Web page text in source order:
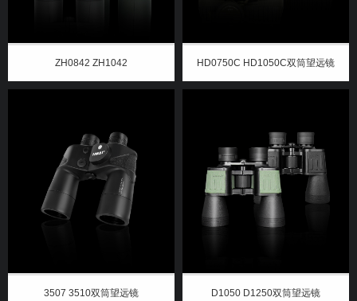
ZH0842 ZH1042 HD0750C HD1050C双筒望远镜
3507 3510双筒望远镜 D1050 D1250双筒望远镜